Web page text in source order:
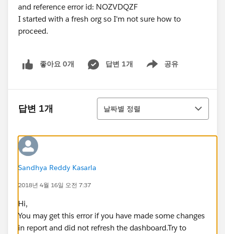
and reference error id: NOZVDQZF
I started with a fresh org so I'm not sure how to
proceed.
좋아요 0개 답변 1개 공유
Show menu
답변 1개
정렬
날짜별 정렬
Sandhya Reddy Kasarla
2018년 4월 16일 오전 7:37
Hi,
You may get this error if you have made some changes
in report and did not refresh the dashboard.Try to